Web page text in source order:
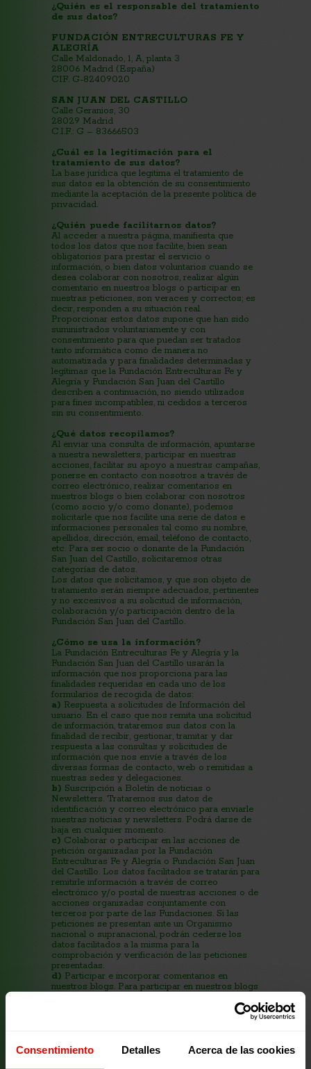
Consentimiento Detalles Acerca de las cookies
¿Quién es el responsable del tratamiento
de sus datos?
FUNDACIÓN ENTRECULTURAS FE Y
ALEGRÍA
Calle Maldonado, 1, A, planta 3
28006 Madrid (España)
CIF. G-82409020
SAN JUAN DEL CASTILLO
Calle Geranios, 30
28029 Madrid
C.I.F.: G – 83666503
¿Cuál es la legitimación para el
tratamiento de sus datos?
La base jurídica que legitima el tratamiento de
sus datos es la obtención de su consentimiento
mediante la aceptación de la presente política de
privacidad.
¿Quién puede facilitarnos datos?
Al acceder a nuestra página, manifiesta que
todos los datos que nos facilite, bien sean
obligatorios para prestar el servicio o
información, o bien datos voluntarios cuando se
desea colaborar con nosotros, realizar algún
comentario en nuestros blogs o participar en
nuestras peticiones, son veraces y correctos; es
decir, responden a su situación real.
Proporcionar estos datos supone que han sido
suministrados voluntariamente y con
consentimiento para que puedan ser tratados
tanto informática como de manera no
automatizada y para finalidades determinadas y
legítimas que la Fundación Entreculturas Fe y
Alegría y Fundación San Juan del Castillo
describen a continuación, no siendo utilizados
para fines incompatibles, ni cedidos a terceros
sin su consentimiento.
¿Qué datos recopilamos?
Al enviar una consulta de información, apuntarse
a nuestra newsletters, participar en nuestras
acciones, facilitar su apoyo a nuestras campañas,
ponerse en contacto con nosotros a través de
correo electrónico, realizar comentarios en
nuestros blogs o bien colaborar con nosotros
(como socio y/o como donante), podemos
solicitarle que nos facilite una serie de datos e
informaciones personales tal como su nombre,
apellidos, dirección, email, teléfono de contacto,
etc. Para ser socio o donante de la Fundación
San Juan del Castillo, solicitaremos otras
categorías de datos.
Los datos que solicitamos, y que son objeto de
tratamiento serán siempre adecuados, pertinentes
y no excesivos a su solicitud de información,
colaboración y/o participación dentro de la
Fundación San Juan del Castillo.
¿Cómo se usa la información?
La Fundación Entreculturas Fe y Alegría y la
Fundación San Juan del Castillo usarán la
información que nos proporciona para las
finalidades requeridas en cada uno de los
formularios de recogida de datos:
a) Respuesta a solicitudes de Información del
usuario. En el caso que nos remita una solicitud
de información, trataremos sus datos con la
finalidad de recibir, gestionar, tramitar y dar
respuesta a las consultas y solicitudes de
información que nos envíe a través de los
diversas formas de contacto, web o remitidas a
nuestras sedes y delegaciones.
b) Suscripción a Boletín de noticias o
Newsletters. Trataremos sus datos de
identificación y correo electrónico para enviarle
nuestras noticias y newsletters. Podrá darse de
baja en cualquier momento.
c) Colaborar o participar en las acciones de
petición organizadas por la Fundación
Entreculturas Fe y Alegría o Fundación San Juan
del Castillo. Los datos facilitados se tratarán para
remitirle información a través de correo
electrónico y/o postal de nuestras acciones o de
acciones organizadas conjuntamente con
terceros por parte de las Fundaciones. Si las
peticiones se presentan ante un Organismo
nacional o supranacional, podrán cederse los
datos facilitados a la misma para la
comprobación y verificación de las peticiones
presentadas.
d) Participar e incorporar comentarios en
nuestros blogs. Para participar en nuestros blogs
e)Colaborar activamente mediante una donación